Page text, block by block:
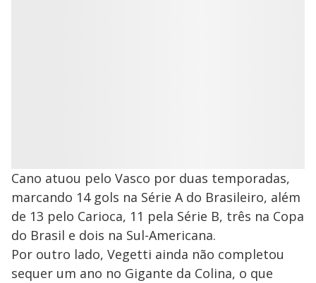
Cano atuou pelo Vasco por duas temporadas,
marcando 14 gols na Série A do Brasileiro, além
de 13 pelo Carioca, 11 pela Série B, três na Copa
do Brasil e dois na Sul-Americana.
Por outro lado, Vegetti ainda não completou
sequer um ano no Gigante da Colina, o que